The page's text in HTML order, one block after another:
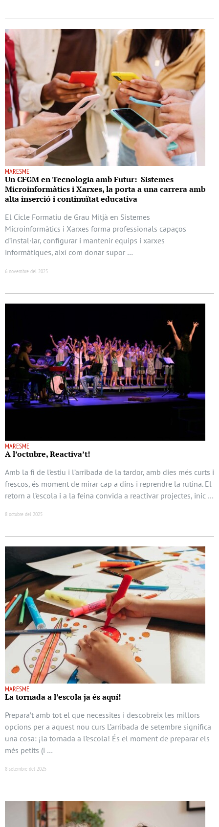
MARESME
Un CFGM en Tecnologia amb Futur: Sistemes
Microinformàtics i Xarxes, la porta a una carrera amb
alta inserció i continuïtat educativa
El Cicle Formatiu de Grau Mitjà en Sistemes
Microinformàtics i Xarxes forma professionals capaços
d’instal·lar, configurar i mantenir equips i xarxes
informàtiques, així com donar supor …
6 novembre del 2025
MARESME
A l’octubre, Reactiva’t!
Amb la fi de l’estiu i l’arribada de la tardor, amb dies més curts i
frescos, és moment de mirar cap a dins i reprendre la rutina. El
retorn a l’escola i a la feina convida a reactivar projectes, inic …
8 octubre del 2025
MARESME
La tornada a l’escola ja és aquí!
Prepara’t amb tot el que necessites i descobreix les millors
opcions per a aquest nou curs L’arribada de setembre significa
una cosa: ¡la tornada a l’escola! És el moment de preparar els
més petits (i …
8 setembre del 2025